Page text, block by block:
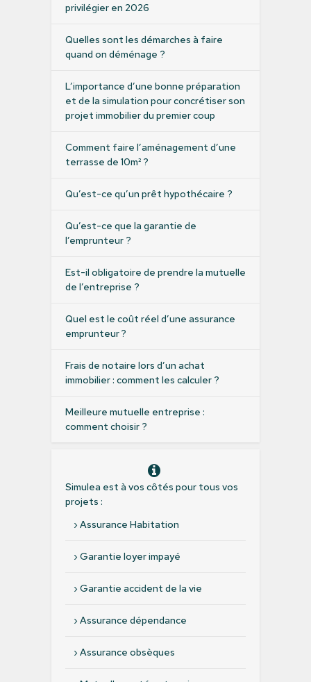
privilégier en 2026
Quelles sont les démarches à faire
quand on déménage ?
L’importance d’une bonne préparation
et de la simulation pour concrétiser son
projet immobilier du premier coup
Comment faire l’aménagement d’une
terrasse de 10m² ?
Qu’est-ce qu’un prêt hypothécaire ?
Qu’est-ce que la garantie de
l’emprunteur ?
Est-il obligatoire de prendre la mutuelle
de l’entreprise ?
Quel est le coût réel d’une assurance
emprunteur ?
Frais de notaire lors d’un achat
immobilier : comment les calculer ?
Meilleure mutuelle entreprise :
comment choisir ?
Simulea est à vos côtés pour tous vos
projets :
› Assurance Habitation
› Garantie loyer impayé
› Garantie accident de la vie
› Assurance dépendance
› Assurance obsèques